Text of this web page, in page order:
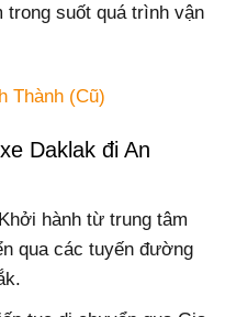
trong suốt quá trình vận
Thành (Cũ)
Daklak đi An
hành từ trung tâm
qua các tuyến đường